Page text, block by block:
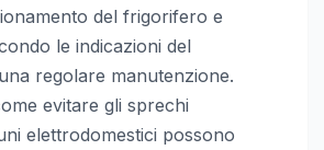
del frigorifero e
le indicazioni del
regolare manutenzione.
evitare gli sprechi
elettrodomestici possono